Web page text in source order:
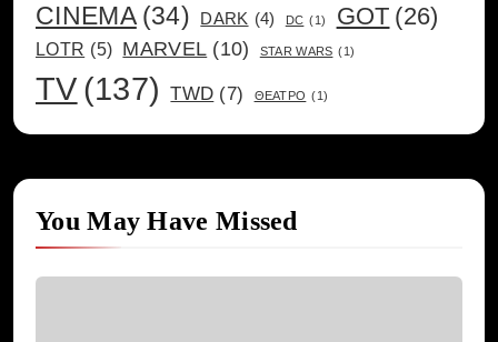
CINEMA (34) DARK (4) DC (1) GOT (26)
LOTR (5) MARVEL (10) STAR WARS (1)
TV (137) TWD (7) ΘΕΑΤΡΟ (1)
You May Have Missed